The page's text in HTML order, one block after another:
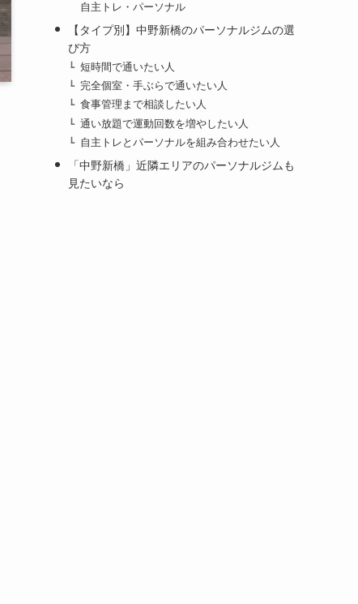
自主トレ・パーソナル
【タイプ別】中野新橋のパーソナルジムの選
び方
短時間で通いたい人
完全個室・手ぶらで通いたい人
食事管理まで相談したい人
通い放題で運動回数を増やしたい人
自主トレとパーソナルを組み合わせたい人
「中野新橋」近隣エリアのパーソナルジムも
見たいなら